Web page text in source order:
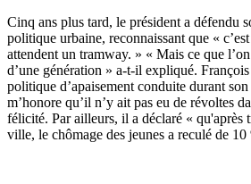
Cinq ans plus tard, le président a défendu
politique urbaine, reconnaissant que «
attendent un tramway. » « Mais ce que
d’une génération » a-t-il expliqué.
politique d’apaisement conduite durant
m’honore qu’il n’y ait pas eu de révoltes
félicité. Par ailleurs, il a déclaré « qu'après
ville, le chômage des jeunes a reculé de 10